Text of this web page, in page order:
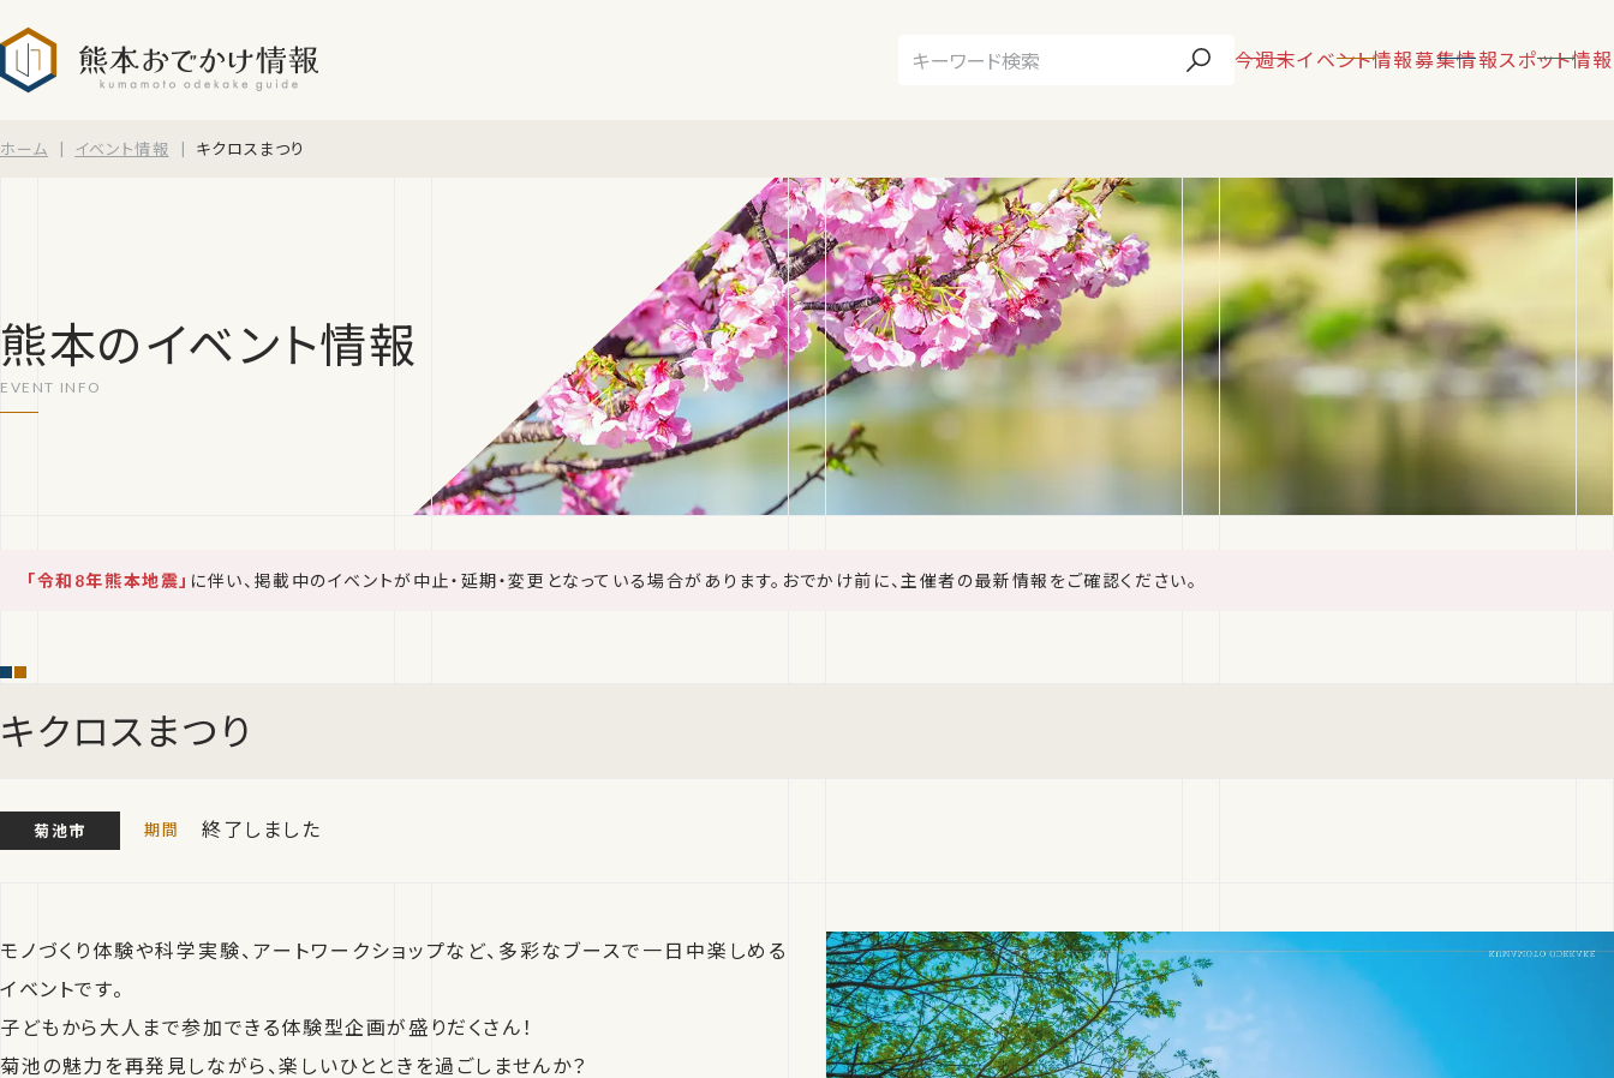
今週末イベント情報募集情報スポット情報
ホーム イベント情報 キクロスまつり
熊本のイベント情報
「令和8年熊本地震」 に伴い、掲載中のイベントが中止・延期・変更となっている場合があります。おでかけ前に、主催者の最新情報をご確認ください。
キクロスまつり
菊池市 終了しました
モノづくり体験や科学実験、アートワークショップなど、多彩なブースで一日中楽しめる
イベントです。
子どもから大人まで参加できる体験型企画が盛りだくさん！
菊池の魅力を再発見しながら、楽しいひとときを過ごしませんか？